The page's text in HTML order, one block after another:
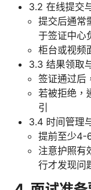
3.2 在线提交
提交后通常
于签证中心
柜台或视频
3.3 结果领取
签证通过后
若被拒绝，
引
3.4 时间管理
提前至少4-
注意护照有
行才发现问